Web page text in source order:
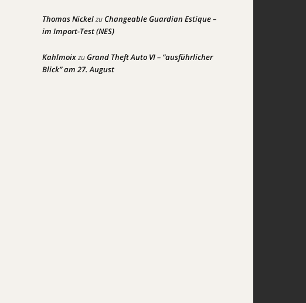
Thomas NickelzuChangeable Guardian Estique –
im Import-Test (NES)
KahlmoixzuGrand Theft Auto VI – “ausführlicher
Blick” am 27. August